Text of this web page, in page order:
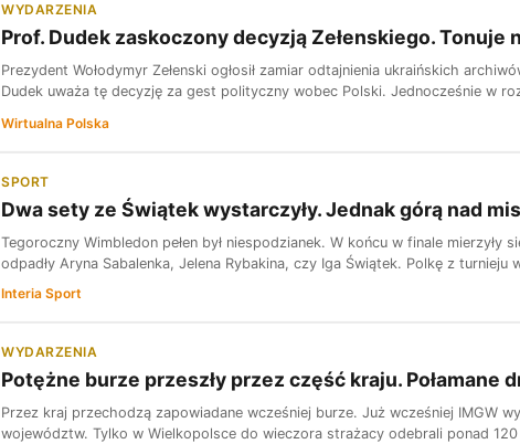
WYDARZENIA
Prof. Dudek zaskoczony decyzją Zełenskiego. Tonuje
Prezydent Wołodymyr Zełenski ogłosił zamiar odtajnienia ukraińskich
Dudek uważa tę decyzję za gest polityczny wobec Polski. Jednocześnie w
Wirtualna Polska
SPORT
Dwa sety ze Świątek wystarczyły. Jednak górą nad
Tegoroczny Wimbledon pełen był niespodzianek. W końcu w finale
odpadły Aryna Sabalenka, Jelena Rybakina, czy Iga Świątek. Polkę z turnieju
Interia Sport
WYDARZENIA
Potężne burze przeszły przez część kraju. Połamane
Przez kraj przechodzą zapowiadane wcześniej burze. Już wcześniej IMGW
województw. Tylko w Wielkopolsce do wieczora strażacy odebrali ponad